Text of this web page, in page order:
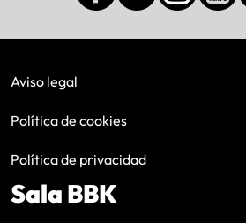
Aviso legal
Política de cookies
Política de privacidad
Sala BBK